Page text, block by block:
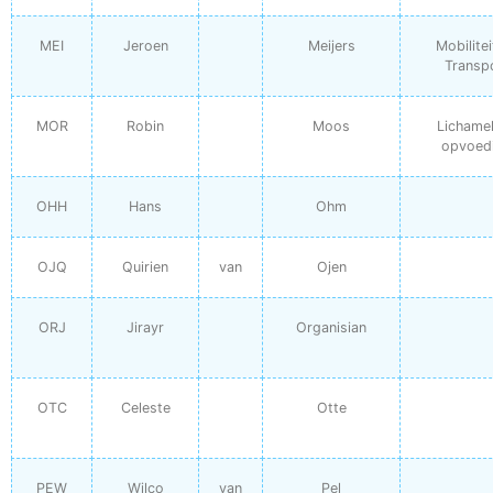
MEI Jeroen Meijers
MOR Robin Moos
OHH Hans Ohm
OJQ Quirien van Ojen
ORJ Jirayr Organisian
OTC Celeste Otte
PEW Wilco van Pel